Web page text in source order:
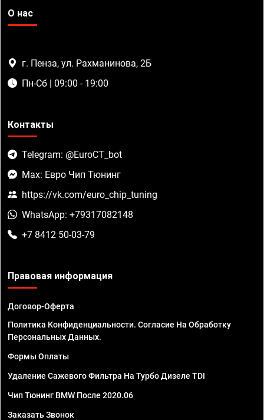
О нас
г. Пенза, ул. Рахманинова, 2Б
Пн-Сб | 09:00 - 19:00
Контакты
Telegram: @EuroCT_bot
Max: Евро Чип Тюнинг
https://vk.com/euro_chip_tuning
WhatsApp: +79317082148
+7 8412 50-03-79
Правовая информация
Договор-Оферта
Политика Конфиденциальности. Согласие На Обработку
Персональных Данных.
Формы Оплаты
Удаление Сажевого Фильтра На Турбо Дизеле TDI
Чип Тюнинг BMW После 2020.06
Заказать Звонок